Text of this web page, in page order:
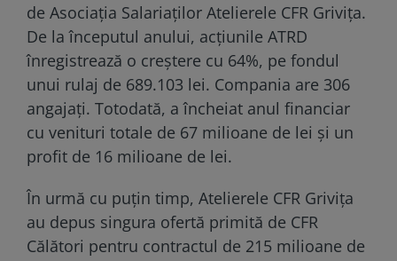
de Asociația Salariaților Atelierele CFR Grivița.
De la începutul anului, acțiunile ATRD
înregistrează o creștere cu 64%, pe fondul
unui rulaj de 689.103 lei. Compania are 306
angajați. Totodată, a încheiat anul financiar
cu venituri totale de 67 milioane de lei și un
profit de 16 milioane de lei.
În urmă cu puțin timp, Atelierele CFR Grivița
au depus singura ofertă primită de CFR
Călători pentru contractul de 215 milioane de